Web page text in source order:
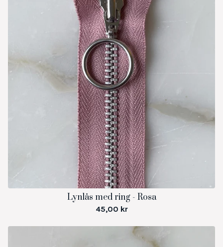
Lynlås med ring - Rosa
45,00 kr